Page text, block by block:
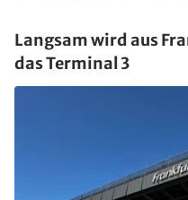
Langsam wird aus
das Terminal 3